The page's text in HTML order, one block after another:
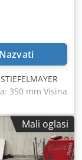
Nazvati
350 mm Visina
Broj nogu:
za
ploče.
Mali oglasi